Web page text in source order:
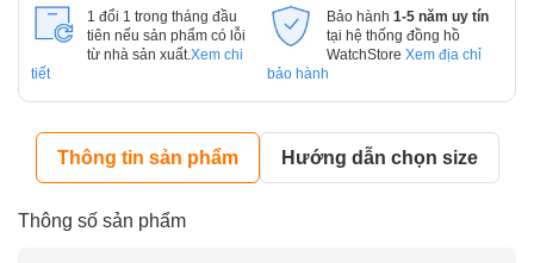
1 đổi 1 trong tháng đầu
tiên nếu sản phẩm có lỗi
từ nhà sản xuất. Xem chi
tiết
Bảo hành 1-5 năm uy tín
tại hệ thống đồng hồ
WatchStore Xem địa chỉ
bảo hành
Thông tin sản phẩm Hướng dẫn chọn size
Thông số sản phẩm